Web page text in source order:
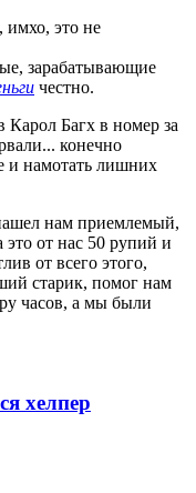
имхо, это не
зарабатывающие
честно.
Карол Багх в номер за
конечно
и намотать лишних
нам приемлемый,
от нас 50 рупий и
от всего этого,
старик, помог нам
часов, а мы были
хелпер